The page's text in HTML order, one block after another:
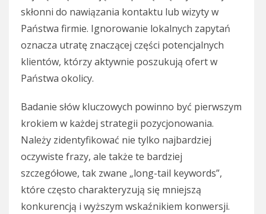
skłonni do nawiązania kontaktu lub wizyty w
Państwa firmie. Ignorowanie lokalnych zapytań
oznacza utratę znaczącej części potencjalnych
klientów, którzy aktywnie poszukują ofert w
Państwa okolicy.
Badanie słów kluczowych powinno być pierwszym
krokiem w każdej strategii pozycjonowania.
Należy zidentyfikować nie tylko najbardziej
oczywiste frazy, ale także te bardziej
szczegółowe, tak zwane „long-tail keywords”,
które często charakteryzują się mniejszą
konkurencją i wyższym wskaźnikiem konwersji.